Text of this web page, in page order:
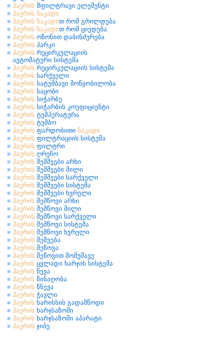
ჰაერის მფილტრავი ელემენტი
ჰაერის ნაკადი
ჰაერის ნაკადით რომ გრილდება
ჰაერის ნაკადით რომ ცივდება
ჰაერის ოზონით დაბინძურება
ჰაერის პარკი
ჰაერის რეცირკულაციის
ავტომატური სისტემა
ჰაერის რეცირკულაციის სისტემა
ჰაერის სარქველი
ჰაერის სატუმბავი მოწყობილობა
ჰაერის საცობი
ჰაერის სიჭარბე
ჰაერის სიჭარბის კოეფიციენტი
ჰაერის ტემპერატურა
ჰაერის ტუმბო
ჰაერის ფარდობითი ნაკადი
ჰაერის ფილტრაციის სისტემა
ჰაერის ფილტრი
ჰაერის ღრეჩო
ჰაერის შემშვები არხი
ჰაერის შემშვები მილი
ჰაერის შემშვები სარქველი
ჰაერის შემშვები სისტემა
ჰაერის შემშვები ხვრელი
ჰაერის შემწოვი არხი
ჰაერის შემწოვი მილი
ჰაერის შემწოვი სარქველი
ჰაერის შემწოვი სისტემა
ჰაერის შემწოვი ხვრელი
ჰაერის შეშვება
ჰაერის შეწოვა
ჰაერის შეწოვით მომუშავე
ჰაერის ცვლადი ხარჯის სისტემა
ჰაერის წევა
ჰაერის წინაღობა
ჰაერის წნევა
ჰაერის ჭავლი
ჰაერის ხარისხის გადამწოდი
ჰაერის ხარჯსაზომი
ჰაერის ხარჯსაზომი აპარატი
ჰაერის ჯიბე